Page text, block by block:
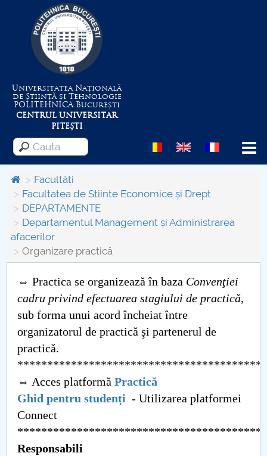
Universitatea Națională
de Știință și Tehnologie
POLITEHNICABucurești
CENTRUL UNIVERSITAR
PITEȘTI
Menu
Despre Universitate
Centrul de Management al Proiectelor
Nr. de telefon si adrese Facultăți
Admitere
Români de pretutindeni - ADMITERE
Senat
Facultăți
Facultăți
Facultatea de Stiinte Economice și Drept
DEPARTAMENTE
Departamentul Management și Administrarea
afacerilor
Organizare practică
⇔ Practica se organizează în baza Convenţiei
cadru privind efectuarea stagiului de practică,
sub forma unui acord încheiat între
organizatorul de practică şi partenerul de
practică.
⇔ Acces platformăPractică
Ghid pentru studenți - Utilizarea platformei
Connect
Responsabili